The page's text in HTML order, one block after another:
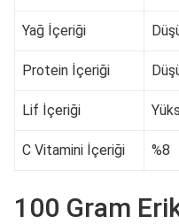
Yağ İçeriği
Protein İçeriği
Lif İçeriği
C Vitamini İçeriği %8
100 Gram